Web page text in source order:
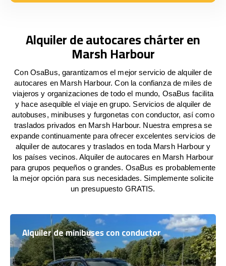
Alquiler de autocares chárter en
Marsh Harbour
Con OsaBus, garantizamos el mejor servicio de alquiler de
autocares en Marsh Harbour. Con la confianza de miles de
viajeros y organizaciones de todo el mundo, OsaBus facilita
y hace asequible el viaje en grupo. Servicios de alquiler de
autobuses, minibuses y furgonetas con conductor, así como
traslados privados en Marsh Harbour. Nuestra empresa se
expande continuamente para ofrecer excelentes servicios de
alquiler de autocares y traslados en toda Marsh Harbour y
los países vecinos. Alquiler de autocares en Marsh Harbour
para grupos pequeños o grandes. OsaBus es probablemente
la mejor opción para sus necesidades. Simplemente solicite
un presupuesto GRATIS.
Alquiler de minibuses con conductor